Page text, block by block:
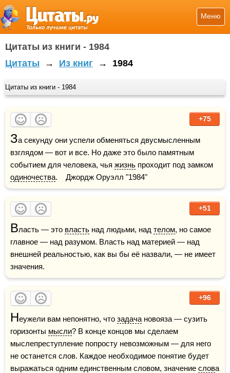
Меню
Цитаты из книги - 1984
Цитаты → Из книг → 1984
Цитаты из книги - 1984
+75
За секунду они успели обменяться двусмысленным
взглядом — вот и все. Но даже это было памятным
событием для человека, чья жизнь
одиночества.    Джордж Оруэлл "1984"
+51
Власть — это власть над людьми, над телом, но самое
главное — над разумом. Власть над материей — над
внешней реальностью, как вы бы её назвали, — не имеет
значения.
+96
Неужели вам непонятно, что задача новояза — сузить
горизонты мысли? В конце концов мы сделаем
мыслепреступление попросту невозможным — для него
не останется слов. Каждое необходимое понятие будет
выражаться одним единственным словом, значение слова